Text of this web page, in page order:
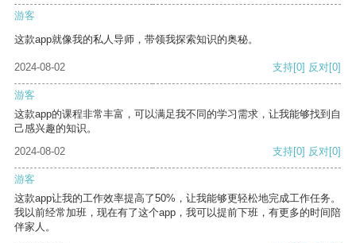
游客
这款app就像我的私人导师，带领我探索知识的奥秘。
2024-08-02 支持[0] 反对[0]
游客
这款app的课程非常丰富，可以满足我不同的学习需求，让我能够找到自
己感兴趣的知识。
2024-08-02
支持[0] 反对[0]
游客
这款app让我的工作效率提高了50%，让我能够更轻松地完成工作任务。
我以前经常加班，现在有了这个app，我可以提前下班，有更多的时间陪
伴家人。